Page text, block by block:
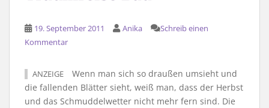
19. September 2011 Anika
Schreib einen
Kommentar
ANZEIGE
Wenn man sich so draußen umsieht und
die fallenden Blätter sieht, weiß man, dass der Herbst
und das Schmuddelwetter nicht mehr fern sind. Die